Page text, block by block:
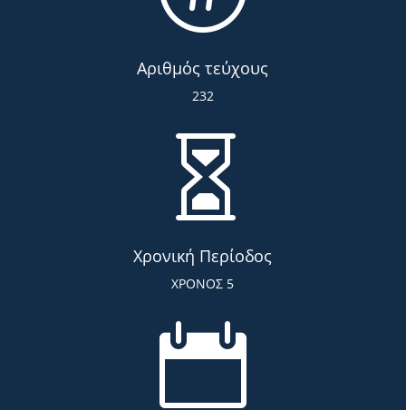
Αριθμός τεύχους
232

Χρονική Περίοδος
ΧΡΟΝΟΣ 5
